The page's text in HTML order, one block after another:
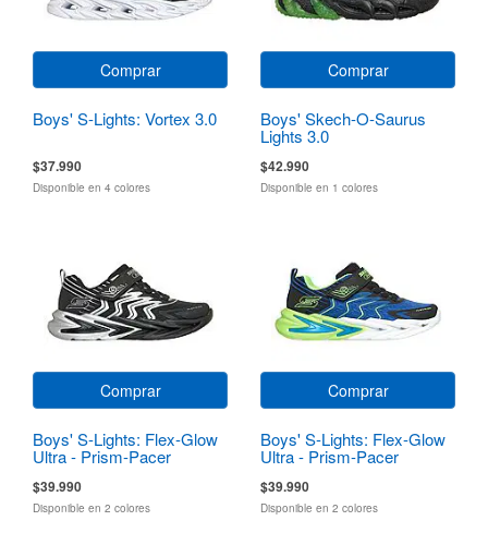
Comprar
Boys' S-Lights: Vortex 3.0
$37.990
Disponible en 4 colores
Comprar
Boys' Skech-O-Saurus
Lights 3.0
$42.990
Disponible en 1 colores
Comprar
Boys' S-Lights: Flex-Glow
Ultra - Prism-Pacer
$39.990
Disponible en 2 colores
Comprar
Boys' S-Lights: Flex-Glow
Ultra - Prism-Pacer
$39.990
Disponible en 2 colores